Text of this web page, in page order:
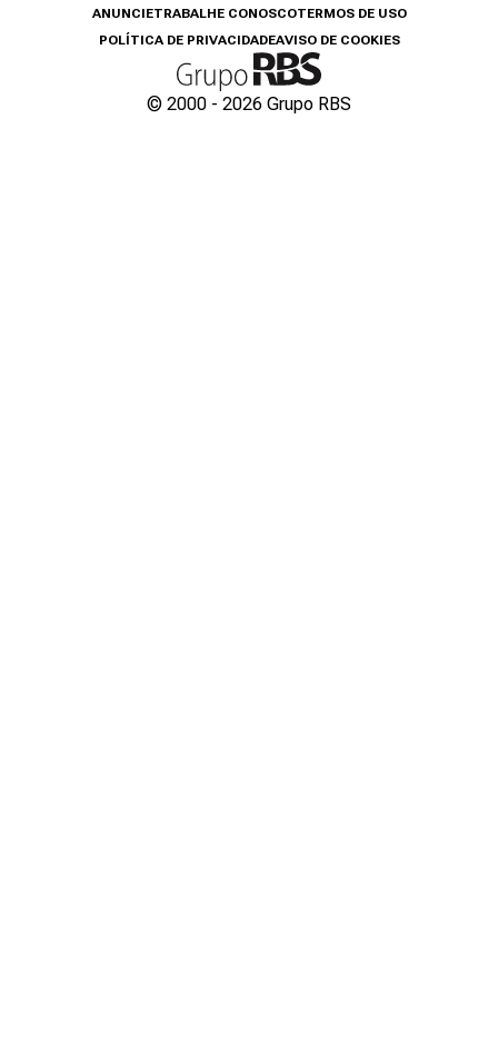
ANUNCIETRABALHE CONOSCOTERMOS DE USO
POLÍTICA DE PRIVACIDADEAVISO DE COOKIES
© 2000 - 2026 Grupo RBS